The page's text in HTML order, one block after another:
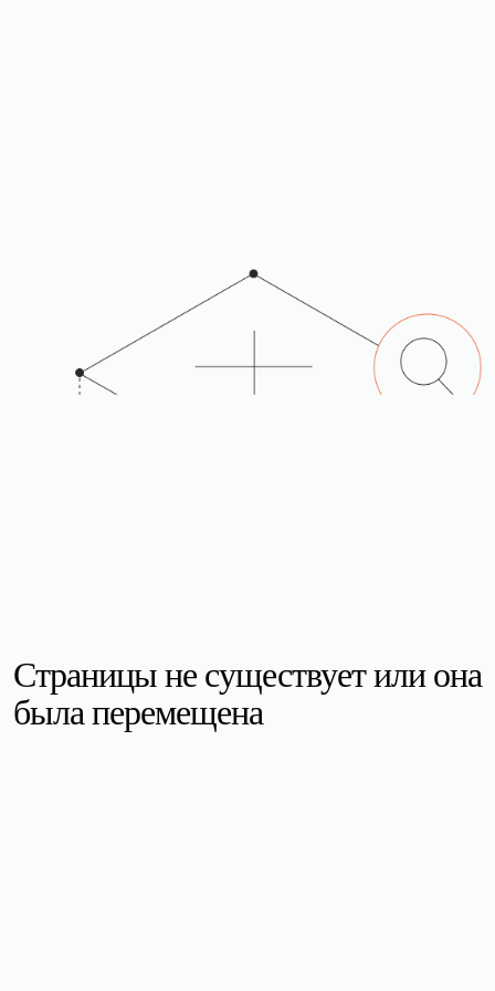
Страницы не существует или она
была перемещена